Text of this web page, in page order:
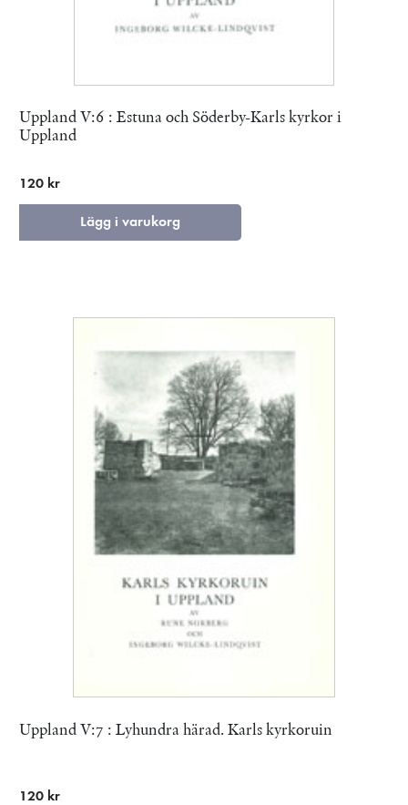
Uppland V:6 : Estuna och Söderby-Karls kyrkor i
Uppland
120 kr
Lägg i varukorg
Uppland V:7 : Lyhundra härad. Karls kyrkoruin
120 kr